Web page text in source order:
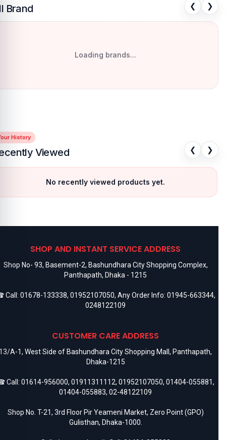
Brand ❮ ❯
Loading brands...
History
Viewed ❮ ❯
No recently viewed products yet.
SHOP AND INSTANT SERVICE ADDRESS
Shop No- 93, Basement-2, Bashundhara City Shopping Complex,
Panthapath, Dhaka - 1215
Call: 01678-133338, 01952107050, Any Order Info: 01945-663344,
0248122109
CUSTOMER CARE ADDRESS
A-1, West Side of Bashundhara City Shopping Mall, Panthapath,
Dhaka-1215
Call: 01614-956000, 01911311112, 01952107050, 01404-055881,
01404-055883, 02-48122109
Shop No. T-21, 3rd Floor Pir Yeameni Market, Zero Point (GPO)
Gulisthan, Dhaka-1000.